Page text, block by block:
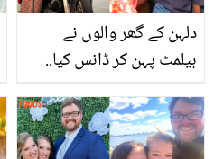
دلہن کے گھر والوں نے
ہیلمٹ پہن کر ڈانس کیا..
ہیلمٹ دینے کا دلچسپ
واقعہ کس جگہ پیش آیا؟